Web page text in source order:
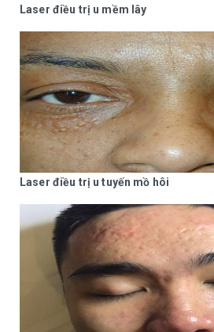
Laser điều trị u mềm lây
Laser điều trị u tuyến mồ hôi